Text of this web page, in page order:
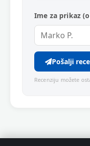
Ime za prikaz
Pošalji
Recenziju možete